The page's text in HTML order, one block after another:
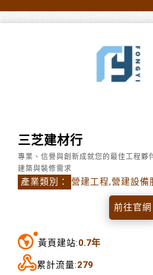
三芝建材行
專業、信譽與創新成就您的最佳工程夥
建築與裝修需求
產業類別： 營建工程,營建設備
前往官網
黃頁建站:0.7年
累計流量:279